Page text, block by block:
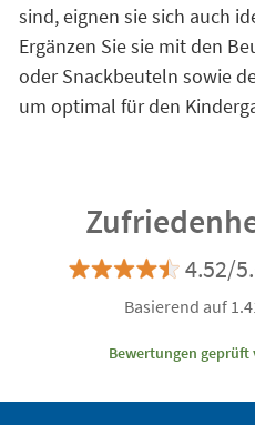
sind, eignen sie sich auch
Ergänzen Sie sie mit den
oder Snackbeuteln sowie
um optimal für den
4.52/
Basierend auf
Bewertungen geprüft